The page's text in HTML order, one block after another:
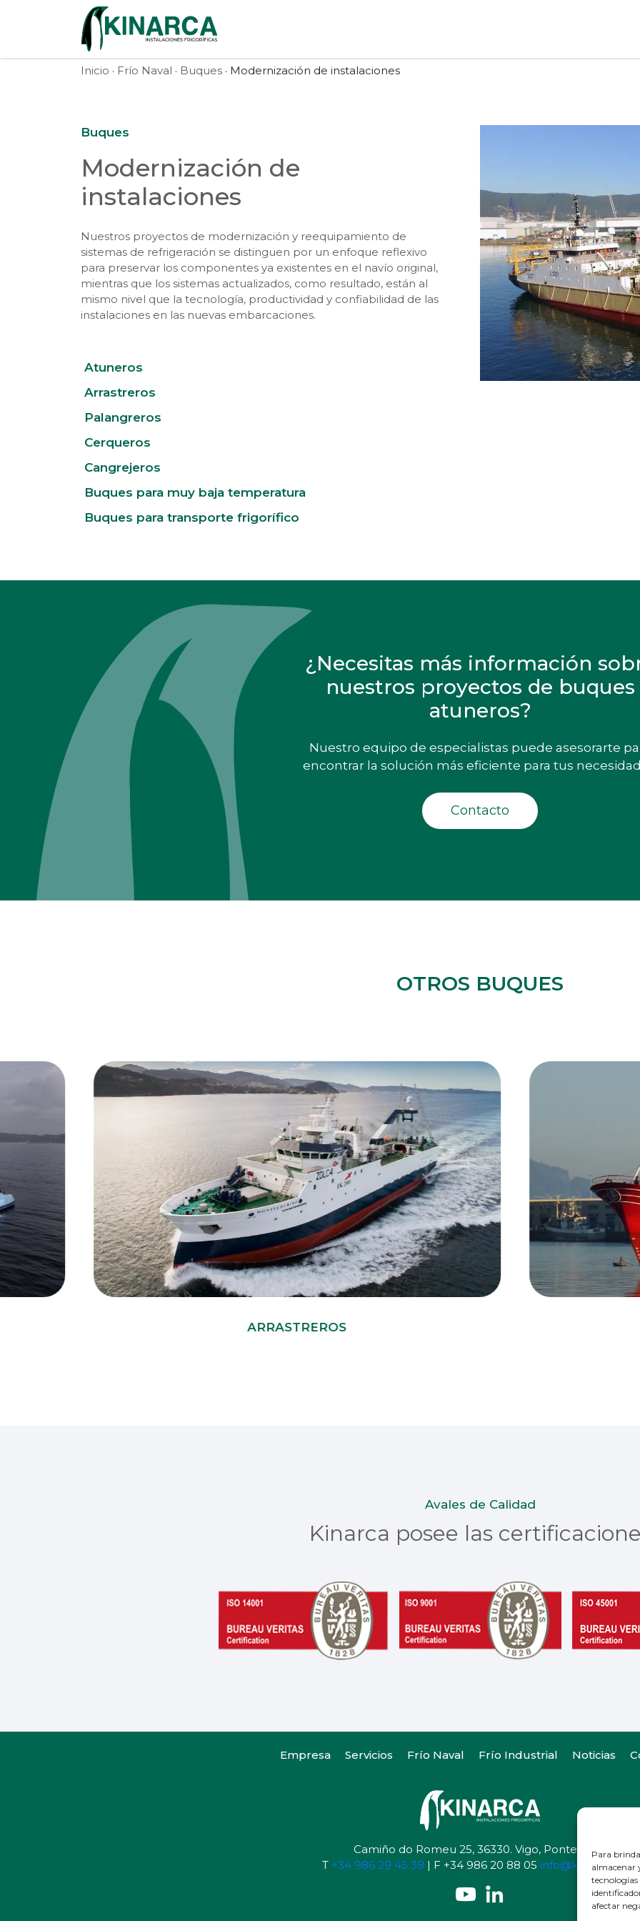
Para
almacenar
afectar
Skip to content
Inicio · Frío Naval · Buques · Modernización de instalaciones
Buques
Modernización de
instalaciones
Nuestros proyectos de modernización y reequipamiento de
sistemas de refrigeración se distinguen por un enfoque reflexivo
para preservar los componentes ya existentes en el navío original,
mientras que los sistemas actualizados, como resultado, están al
mismo nivel que la tecnología, productividad y confiabilidad de las
instalaciones en las nuevas embarcaciones.
Atuneros
Arrastreros
Palangreros
Cerqueros
Cangrejeros
Buques para muy baja temperatura
Buques para transporte frigorífico
¿Necesitas más información
nuestros proyectos de buques
atuneros?
Nuestro equipo de especialistas puede asesorarte
encontrar la solución más eficiente para tus
Contacto
OTROS BUQUES
ARRASTREROS
Avales de Calidad
Kinarca posee las
Empresa Servicios Frío Naval Frío Industrial Noticias
Camiño do Romeu 25, 36330. Vigo, Pontevedra
T +34 986 29 45 38 | F +34 986 20 88 05 info@kinarca.com